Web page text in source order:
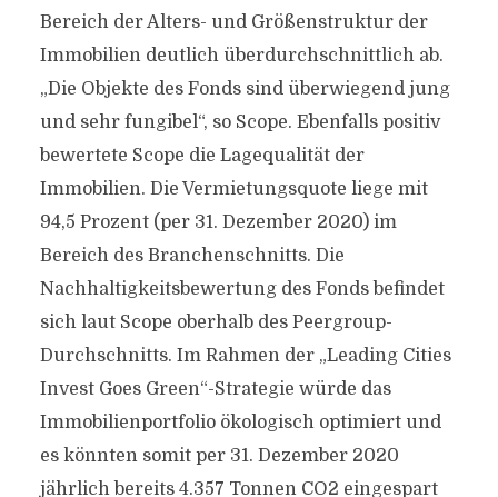
Bereich der Alters- und Größenstruktur der
Immobilien deutlich überdurchschnittlich ab.
„Die Objekte des Fonds sind überwiegend jung
und sehr fungibel“, so Scope. Ebenfalls positiv
bewertete Scope die Lagequalität der
Immobilien. Die Vermietungsquote liege mit
94,5 Prozent (per 31. Dezember 2020) im
Bereich des Branchenschnitts. Die
Nachhaltigkeitsbewertung des Fonds befindet
sich laut Scope oberhalb des Peergroup-
Durchschnitts. Im Rahmen der „Leading Cities
Invest Goes Green“-Strategie würde das
Immobilienportfolio ökologisch optimiert und
es könnten somit per 31. Dezember 2020
jährlich bereits 4.357 Tonnen CO2 eingespart